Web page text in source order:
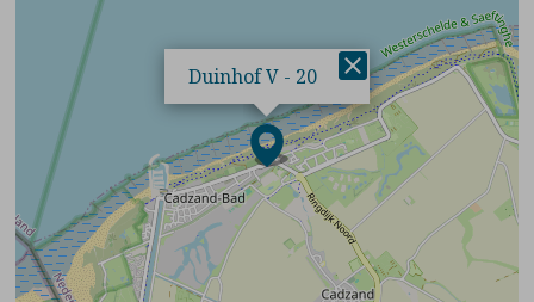
Duinhof V - 20